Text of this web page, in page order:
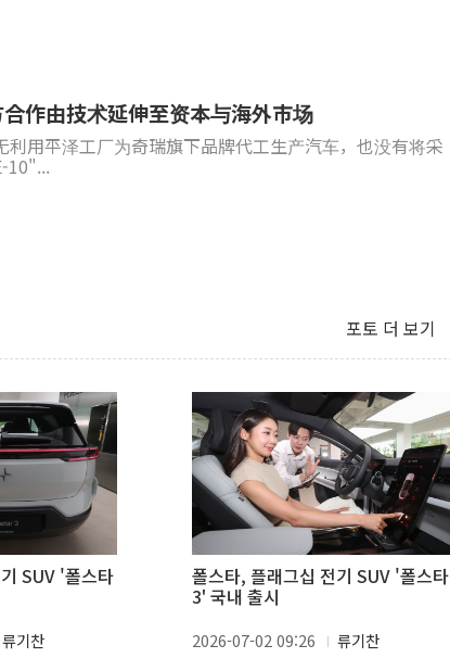
作由技术延伸至资本与海外市场
利用平泽工厂为奇瑞旗下品牌代工生产汽车，也没有将采
10"...
포토 더 보기
SUV '폴스타
류기찬
폴스타, 플래그십 전기 SUV '폴스타
3' 국내 출시
2026-07-02 09:26 류기찬